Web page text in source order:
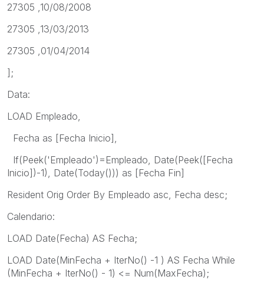
27305 ,10/08/2008
27305 ,13/03/2013
27305 ,01/04/2014
];
Data:
LOAD Empleado,
Fecha as [Fecha Inicio],
If(Peek('Empleado')=Empleado, Date(Peek([Fecha
Inicio])-1), Date(Today())) as [Fecha Fin]
Resident Orig Order By Empleado asc, Fecha desc;
Calendario:
LOAD Date(Fecha) AS Fecha;
LOAD Date(MinFecha + IterNo() -1 ) AS Fecha While
(MinFecha + IterNo() - 1) <= Num(MaxFecha);